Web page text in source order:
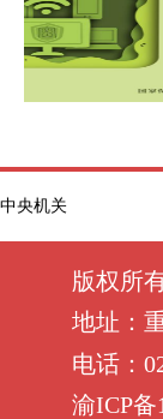
版权所
地址：
电话：
渝ICP备